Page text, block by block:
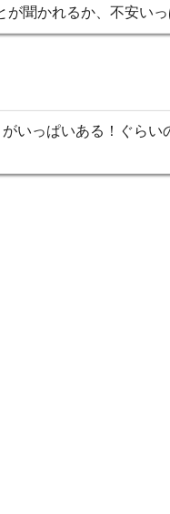
が聞かれるか、不安いっ
いっぱいある！ぐらい